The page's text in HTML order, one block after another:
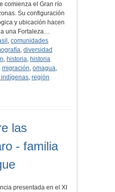
comienza el Gran río
Su configuración
y ubicación hacen
una Fortaleza…
, comunidades
, diversidad
, historia, historia
, migración, omagua,
, región
las
- familia
presentada en el XI